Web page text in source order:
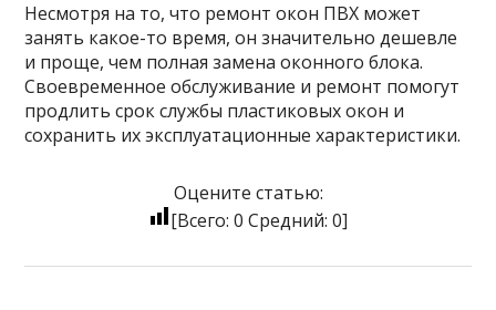
Несмотря на то, что ремонт окон ПВХ может
занять какое-то время, он значительно дешевле
и проще, чем полная замена оконного блока.
Своевременное обслуживание и ремонт помогут
продлить срок службы пластиковых окон и
сохранить их эксплуатационные характеристики.
Оцените статью:
[Всего: 0 Средний: 0]